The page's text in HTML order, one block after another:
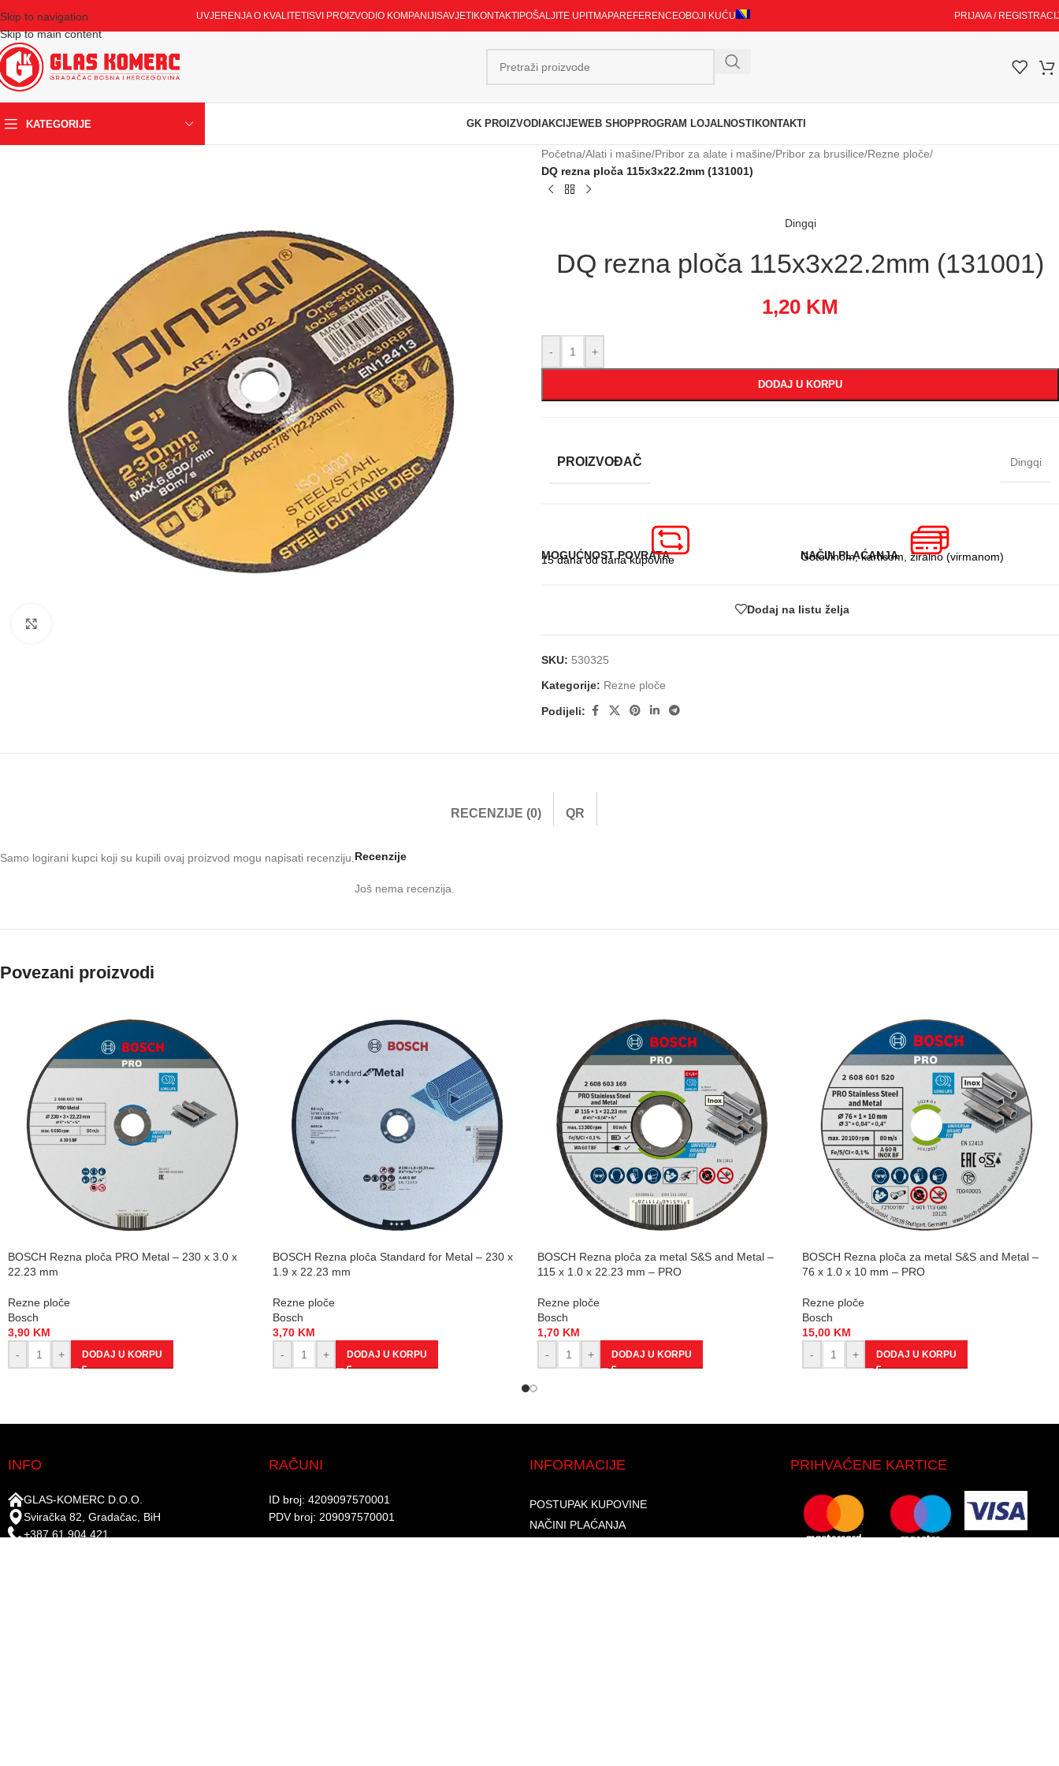
Skip to navigation
Skip to main content
UVJERENJA O KVALITETI SVI PROIZVODI O KOMPANIJI SAVJETI KONTAKTI POŠALJITE UPITMAPAREFERENCEOBOJI KUĆU PRIJAVA /
KATEGORIJE GK PROIZVODI AKCIJEWEB SHOPPROGRAM LOJALNOSTI KONTAKTI
Početna/Alati i mašine/Pribor za alate i mašine/Pribor za brusilice/Rezne ploče/
DQ rezna ploča 115x3x22.2mm (131001)
Dingqi
DQ rezna ploča 115x3x22.2mm (131001)
1,20 KM
- +
DODAJ U KORPU
PROIZVOĐAČ Dingqi
MOGUĆNOST POVRATA
15 dana od dana kupovine NAČIN PLAĆANJA
Gotovinom, karticom, žiralno (virmanom)
Dodaj na listu želja
SKU: 530325
Kategorije: Rezne ploče
Podijeli:
RECENZIJE (0) QR
Recenzije
Još nema recenzija.
Samo logirani kupci koji su kupili ovaj proizvod mogu napisati recenziju.
Povezani proizvodi
BOSCH Rezna ploča PRO Metal – 230 x 3.0 x
22.23 mm
Rezne ploče
Bosch
3,90 KM
-
+ DODAJ U KORPU
BOSCH Rezna ploča Standard for Metal – 230 x
1.9 x 22.23 mm
Rezne ploče
Bosch
3,70 KM
-
+ DODAJ U KORPU
BOSCH Rezna ploča za metal S&S and Metal –
115 x 1.0 x 22.23 mm – PRO
Rezne ploče
Bosch
1,70 KM
-
+ DODAJ U KORPU
BOSCH Rezna ploča za metal S&S and Metal –
76 x 1.0 x 10 mm – PRO
Rezne ploče
Bosch
15,00 KM
-
+ DODAJ U KORPU
INFO
GLAS-KOMERC D.O.O.
Sviračka 82, Gradačac, BiH
+387 61 904 421
RAČUNI
ID broj: 4209097570001​
PDV broj: 209097570001 ​
INFORMACIJE
POSTUPAK KUPOVINE
NAČINI PLAĆANJA
PRIHVAĆENE KARTICE